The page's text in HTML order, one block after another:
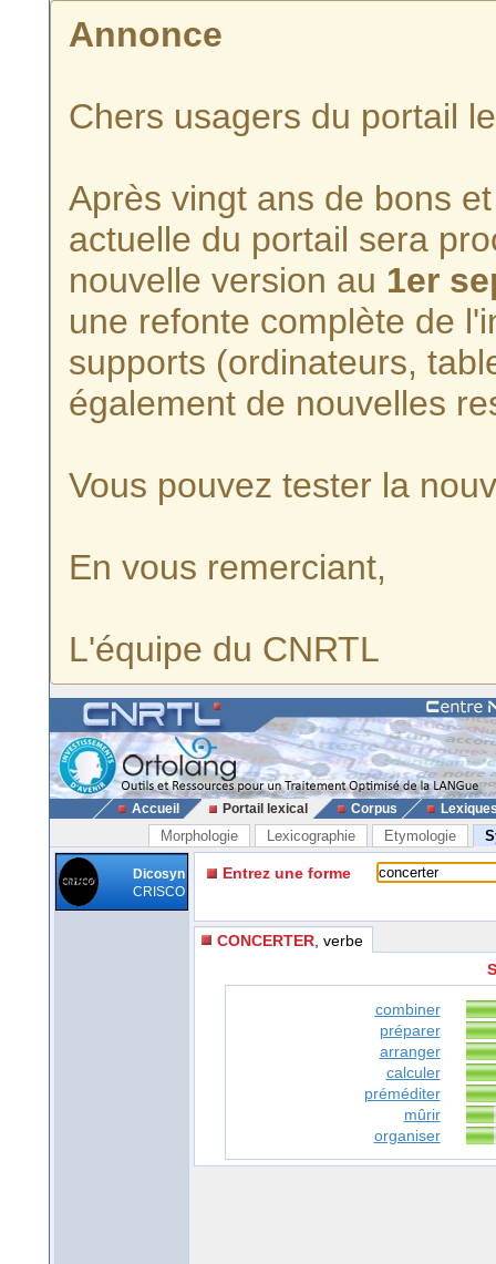
Annonce
Chers usagers du portail
Après vingt ans de bons
actuelle du portail sera
nouvelle version au 1er
une refonte complète de
supports (ordinateurs,
également de nouvelles
Vous pouvez tester la
En vous remerciant,
L'équipe du CNRTL
Accueil Portail lexical Corpus
Morphologie Lexicographie Etymologie
Dicosyn
CRISCO
Entrez une forme
CONCERTER , verbe
combiner
préparer
arranger
calculer
préméditer
mûrir
organiser